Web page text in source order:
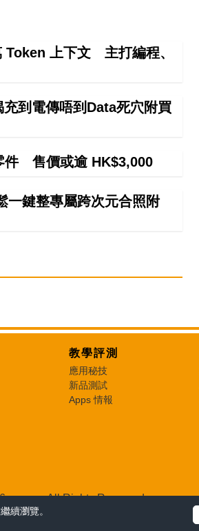
續瀏覽。
上下文 主打編程、
到電傳唔到Data死穴附買
件 售價或逾 HK$3,000
一鍵整專屬跨次元合照附
教學評測
應用秘技
新品測試
Apps 情報
e-zone. All Rights Reserved.